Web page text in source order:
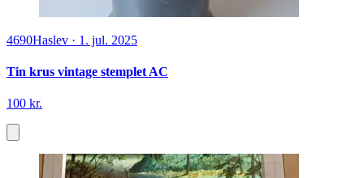
4690Haslev · 1. jul. 2025
Tin krus vintage stemplet AC
100 kr.